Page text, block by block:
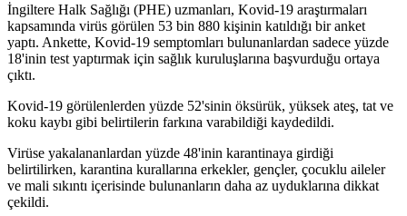
İngiltere Halk Sağlığı (PHE) uzmanları, Kovid-19 araştırmaları
kapsamında virüs görülen 53 bin 880 kişinin katıldığı bir anket
yaptı. Ankette, Kovid-19 semptomları bulunanlardan sadece yüzde
18'inin test yaptırmak için sağlık kuruluşlarına başvurduğu ortaya
çıktı.
Kovid-19 görülenlerden yüzde 52'sinin öksürük, yüksek ateş, tat ve
koku kaybı gibi belirtilerin farkına varabildiği kaydedildi.
Virüse yakalananlardan yüzde 48'inin karantinaya girdiği
belirtilirken, karantina kurallarına erkekler, gençler, çocuklu aileler
ve mali sıkıntı içerisinde bulunanların daha az uyduklarına dikkat
çekildi.